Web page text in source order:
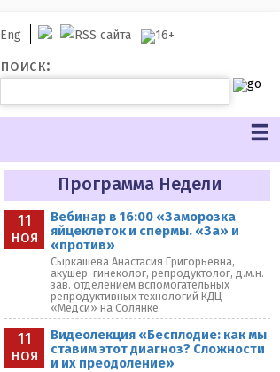
Eng
поиск:
Программа Недели
11
ноя
Вебинар в 16:00 «Заморозка
яйцеклеток и спермы. «За» и
«против»
Сыркашева Анастасия Григорьевна,
акушер-гинеколог, репродуктолог, д.м.н.
зав. отделением вспомогательных
репродуктивных технологий КДЦ
«Медси» на Солянке
11
ноя
Видеолекция «Бесплодие: как мы
ставим этот диагноз? Сложности
и их преодоление»